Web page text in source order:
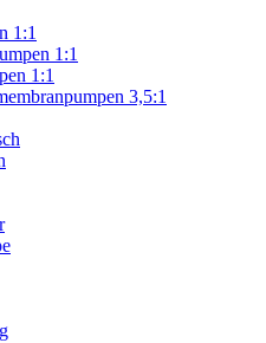
1:1
1:1
1:1
3,5:1